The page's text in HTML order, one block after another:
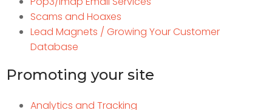
Scams and Hoaxes
Lead Magnets / Growing Your Customer
Database
Promoting your site
Analytics and Tracking